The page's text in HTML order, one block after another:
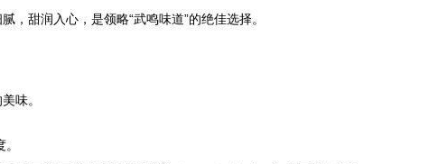
，甜润入心，是领略“武鸣味道”的绝佳选择。
味。